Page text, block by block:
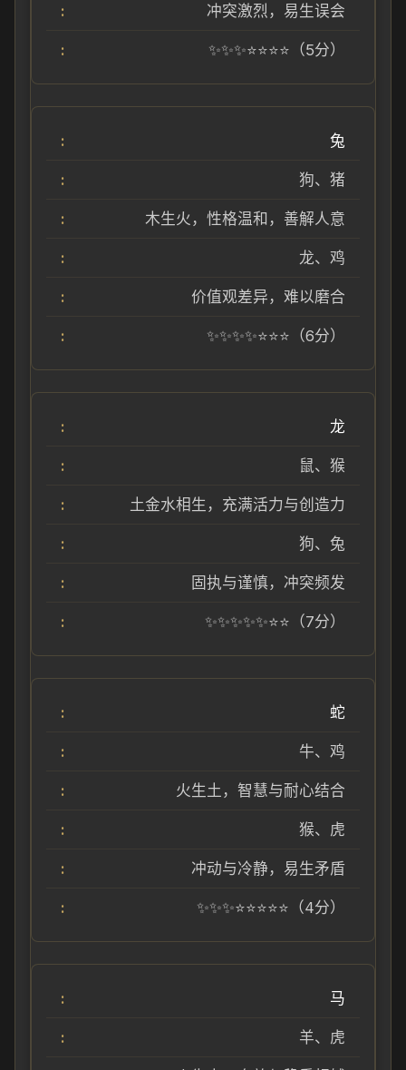
冲突激烈，易生误会
✨✨✨⭐⭐⭐⭐（5分）
兔
狗、猪
木生火，性格温和，善解人意
龙、鸡
价值观差异，难以磨合
✨✨✨✨⭐⭐⭐（6分）
龙
鼠、猴
土金水相生，充满活力与创造力
狗、兔
固执与谨慎，冲突频发
✨✨✨✨✨⭐⭐（7分）
蛇
牛、鸡
火生土，智慧与耐心结合
猴、虎
冲动与冷静，易生矛盾
✨✨✨⭐⭐⭐⭐⭐（4分）
马
羊、虎